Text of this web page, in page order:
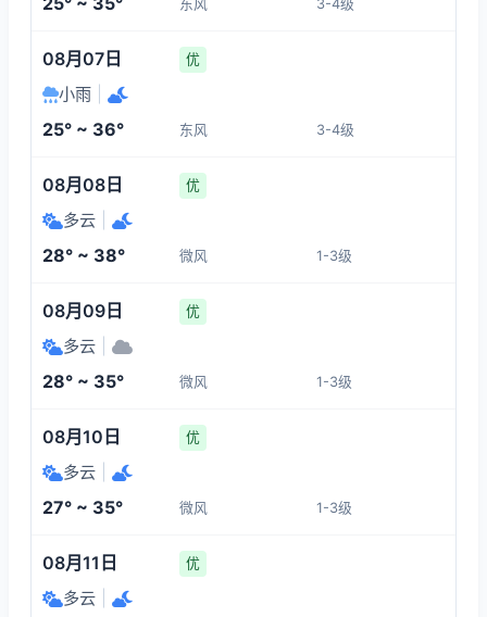
东风 3-4级
08月07日 优
小雨
25° ~ 36° 东风 3-4级
08月08日 优
多云
28° ~ 38° 微风 1-3级
08月09日 优
多云
28° ~ 35° 微风 1-3级
08月10日 优
多云
27° ~ 35° 微风 1-3级
08月11日 优
多云